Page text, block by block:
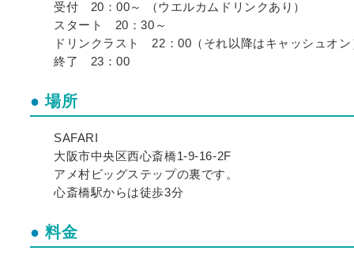
受付 20：00～ （ウエルカムドリンクあり）
スタート 20：30～
ドリンクラスト 22：00（それ以降はキャッシュオン
終了 23：00
場所
SAFARI
大阪市中央区西心斎橋1-9-16-2F
アメ村ビッグステップの裏です。
心斎橋駅からは徒歩3分
料金